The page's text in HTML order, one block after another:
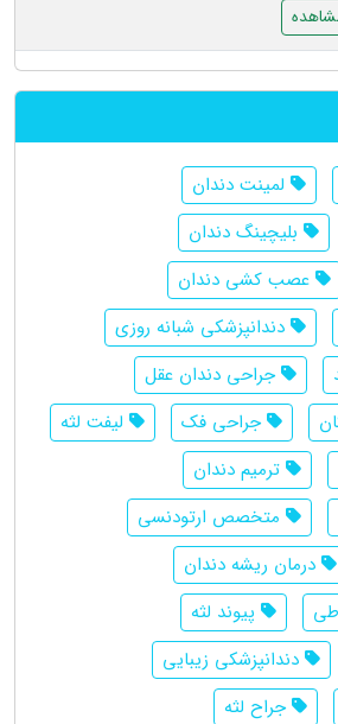
لمینت دندان
بلیچینگ دندان
عصب کشی دندان
دندانپزشکی شبانه روزی
جراحی دندان عقل
جراحی فک
لیفت لثه
ترمیم دندان
متخصص ارتودنسی
درمان ریشه دندان
پیوند لثه
دندانپزشکی زیبایی
جراح لثه